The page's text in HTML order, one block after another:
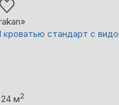
стандарт с
м2